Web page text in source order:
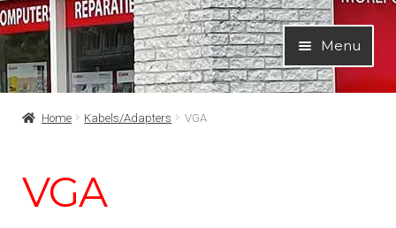
Ga
door
naar
navigatie
Ga
naar
de
inhoud
Menu
Home Kabels/Adapters VGA
VGA